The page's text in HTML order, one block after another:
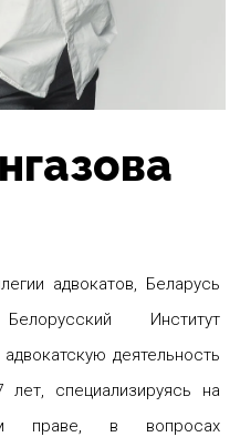
адвокатов, Беларусь
Институт
деятельность
специализируясь на
праве, в вопросах